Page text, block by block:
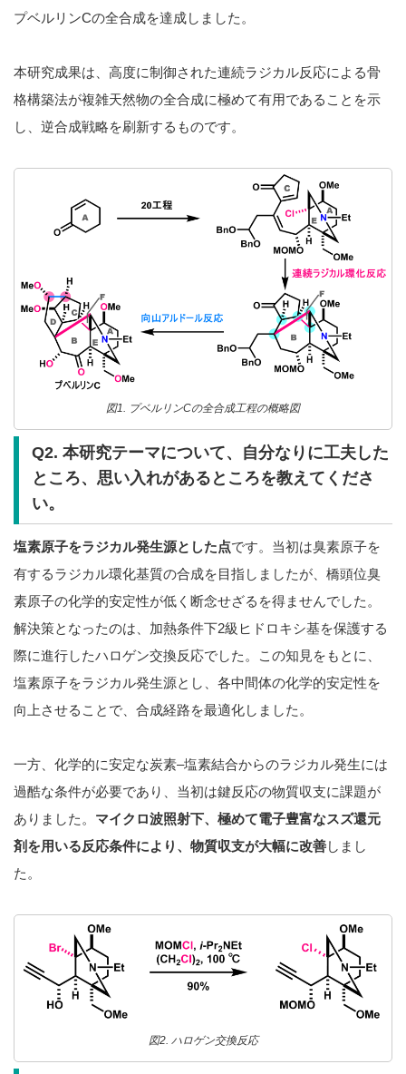
プベルリンCの全合成を達成しました。
本研究成果は、高度に制御された連続ラジカル反応による骨
格構築法が複雑天然物の全合成に極めて有用であることを示
し、逆合成戦略を刷新するものです。
図1. プベルリンCの全合成工程の概略図
Q2. 本研究テーマについて、自分なりに工夫した
ところ、思い入れがあるところを教えてくださ
い。
塩素原子をラジカル発生源とした点です。当初は臭素原子を
有するラジカル環化基質の合成を目指しましたが、橋頭位臭
素原子の化学的安定性が低く断念せざるを得ませんでした。
解決策となったのは、加熱条件下2級ヒドロキシ基を保護する
際に進行したハロゲン交換反応でした。この知見をもとに、
塩素原子をラジカル発生源とし、各中間体の化学的安定性を
向上させることで、合成経路を最適化しました。
一方、化学的に安定な炭素–塩素結合からのラジカル発生には
過酷な条件が必要であり、当初は鍵反応の物質収支に課題が
ありました。 マイクロ波照射下、極めて電子豊富なスズ還元
剤を用いる反応条件により、物質収支が大幅に改善しまし
た。
図2. ハロゲン交換反応